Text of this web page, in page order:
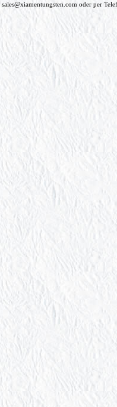
sales@xiamentungsten.com oder per